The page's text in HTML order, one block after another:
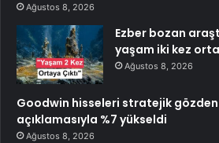
Ağustos 8, 2026
Ezber bozan
yaşam iki kez
Ağustos 8, 2026
Goodwin hisseleri stratejik
açıklamasıyla %7 yükseldi
Ağustos 8, 2026